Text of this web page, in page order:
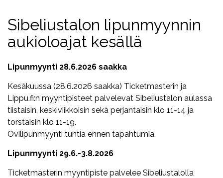
Sibeliustalon lipunmyynnin
aukioloajat kesällä
Lipunmyynti 28.6.2026 saakka
Kesäkuussa (28.6.2026 saakka) Ticketmasterin ja
Lippu.fi:n myyntipisteet palvelevat Sibeliustalon aulassa
tiistaisin, keskiviikkoisin sekä perjantaisin klo 11-14 ja
torstaisin klo 11-19.
Ovilipunmyynti tuntia ennen tapahtumia.
Lipunmyynti 29.6.-3.8.2026
Ticketmasterin myyntipiste palvelee Sibeliustalolla